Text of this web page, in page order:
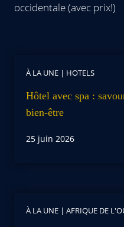
occidentale (avec prix!)
À LA UNE | HOTELS
Hôtel avec spa :
bien-être
25 juin 2026
À LA UNE | AFRIQUE DE